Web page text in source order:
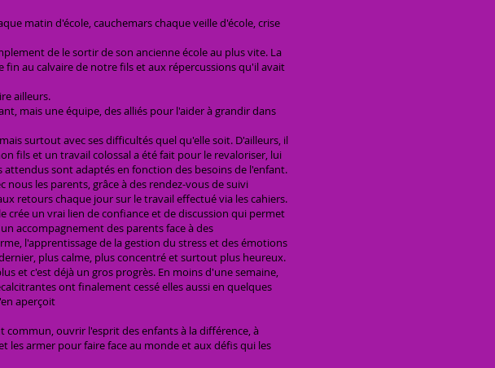
matin d'école, cauchemars chaque veille d'école, crise
de le sortir de son ancienne école au plus vite. La
au calvaire de notre fils et aux répercussions qu'il avait
ailleurs.
mais une équipe, des alliés pour l'aider à grandir dans
surtout avec ses difficultés quel qu'elle soit. D'ailleurs, il
fils et un travail colossal a été fait pour le revaloriser, lui
sont adaptés en fonction des besoins de l'enfant.
les parents, grâce à des rendez-vous de suivi
retours chaque jour sur le travail effectué via les cahiers.
crée un vrai lien de confiance et de discussion qui permet
accompagnement des parents face à des
l'apprentissage de la gestion du stress et des émotions
plus calme, plus concentré et surtout plus heureux.
et c'est déjà un gros progrès. En moins d'une semaine,
ont finalement cessé elles aussi en quelques
aperçoit
ouvrir l'esprit des enfants à la différence, à
les armer pour faire face au monde et aux défis qui les